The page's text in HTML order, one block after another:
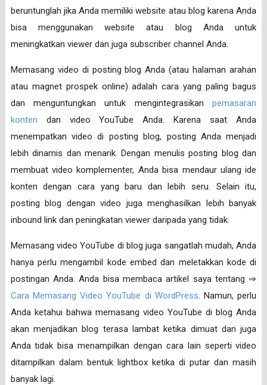
beruntunglah jika Anda memiliki website atau blog karena Anda
bisa menggunakan website atau blog Anda untuk
meningkatkan viewer dan juga subscriber channel Anda.
Memasang video di posting blog Anda (atau halaman arahan
atau magnet prospek online) adalah cara yang paling bagus
dan menguntungkan untuk mengintegrasikanpemasaran
konten dan video YouTube Anda. Karena saat Anda
menempatkan video di posting blog, posting Anda menjadi
lebih dinamis dan menarik. Dengan menulis posting blog dan
membuat video komplementer, Anda bisa mendaur ulang ide
konten dengan cara yang baru dan lebih seru. Selain itu,
posting blog dengan video juga menghasilkan lebih banyak
inbound link dan peningkatan viewer daripada yang tidak.
Memasang video YouTube di blog juga sangatlah mudah, Anda
hanya perlu mengambil kode embed dan meletakkan kode di
postingan Anda. Anda bisa membaca artikel saya tentang ⇒
Cara Memasang Video YouTube di WordPress. Namun, perlu
Anda ketahui bahwa memasang video YouTube di blog Anda
akan menjadikan blog terasa lambat ketika dimuat dan juga
Anda tidak bisa menampilkan dengan cara lain seperti video
ditampilkan dalam bentuk lightbox ketika di putar dan masih
banyak lagi.